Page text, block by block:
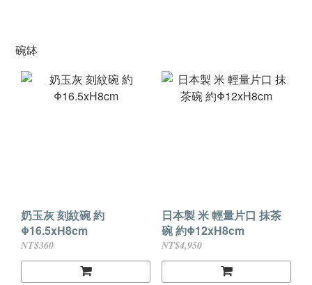
碗缽
奶玉灰 刻紋碗 約
Φ16.5xH8cm
NT$360
日本製 米 輕量片口 抹茶
碗 約Φ12xH8cm
NT$4,950